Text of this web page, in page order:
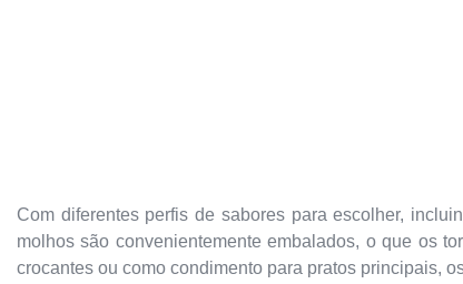
Com diferentes perfis de sabores para escolher,
molhos são convenientemente embalados, o que os
crocantes ou como condimento para pratos principais,